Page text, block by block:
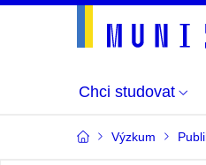
Chci studovat
Výzkum